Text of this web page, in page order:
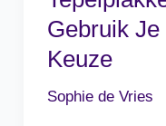
Gebruik
Keuze
Sophie de Vries